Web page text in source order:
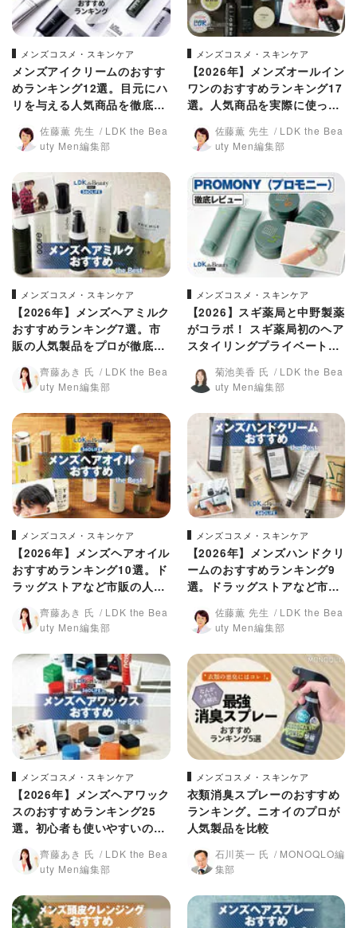
メンズコスメ・スキンケア
メンズアイクリームのおすす
めランキング12選。目元にハ
リを与える人気商品を徹底比
佐藤薫 先生
LDK the Bea
uty Men編集部
メンズコスメ・スキンケア
【2026年】メンズオールイン
ワンのおすすめランキング17
選。人気商品を実際に使って
佐藤薫 先生
LDK the Bea
uty Men編集部
メンズコスメ・スキンケア
【2026年】メンズヘアミルク
おすすめランキング7選。市
販の人気製品をプロが徹底比
齊藤あき 氏
LDK the Bea
uty Men編集部
メンズコスメ・スキンケア
【2026】スギ薬局と中野製薬
がコラボ！ スギ薬局初のヘア
スタイリングプライベートブ
ニー）」を最速検証
菊池美香 氏
LDK the Bea
uty Men編集部
メンズコスメ・スキンケア
【2026年】メンズヘアオイル
おすすめランキング10選。ド
ラッグストアなど市販の人気
齊藤あき 氏
LDK the Bea
uty Men編集部
メンズコスメ・スキンケア
【2026年】メンズハンドクリ
ームのおすすめランキング9
選。ドラッグストアなど市販
佐藤薫 先生
LDK the Bea
uty Men編集部
メンズコスメ・スキンケア
【2026年】メンズヘアワック
スのおすすめランキング25
選。初心者も使いやすいの
齊藤あき 氏
LDK the Bea
uty Men編集部
メンズコスメ・スキンケア
衣類消臭スプレーのおすすめ
ランキング。ニオイのプロが
人気製品を比較
石川英一 氏
MONOQLO編
集部